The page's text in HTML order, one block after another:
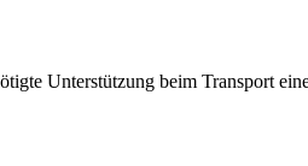
Unterstützung beim Transport